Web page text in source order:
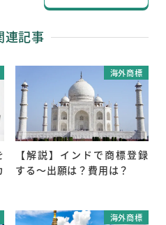
連記事
海外商標
【解説】インドで商標登録
する～出願は？費用は？
海外商標